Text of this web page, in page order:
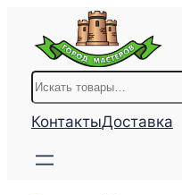
содержимому
Поиск
КонтактыДоставка